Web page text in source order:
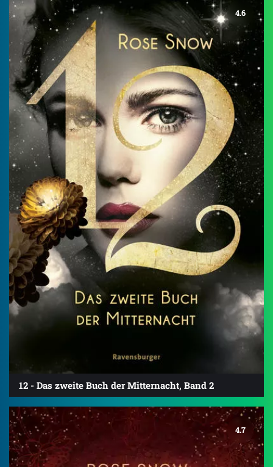
4.6
12 - Das zweite Buch der Mitternacht, Band 2
4.7